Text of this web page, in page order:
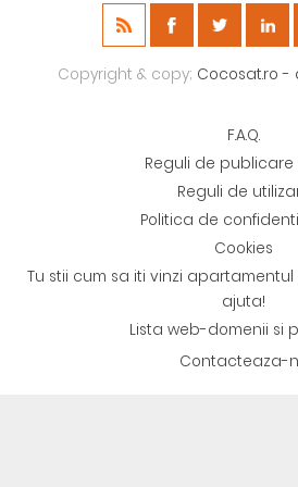
Copyright & copy; Cocosat.ro -
F.A.Q.
Reguli de
Reguli de
Politica de
Cookies
Tu stii cum sa iti vinzi apartamentul
ajuta!
Lista web-domenii si
Contacteaza-